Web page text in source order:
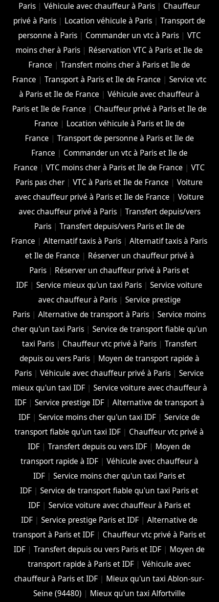
Paris |Véhicule avec chauffeur à Paris | Chauffeur
privé à Paris | Location véhicule à Paris |Transport de
personne à Paris| Commander un vtc à Paris| VTC
moins cher à Paris | Réservation VTC à Paris et Ile de
France |Transfert moins cher à Paris et Ile de
France |Transport à Paris et Ile de France |Service vtc
à Paris et Ile de France |Véhicule avec chauffeur à
Paris et Ile de France | Chauffeur privé à Paris et Ile de
France | Location véhicule à Paris et Ile de
France | Transport de personne à Paris et Ile de
France | Commander un vtc à Paris et Ile de
France |VTC moins cher à Paris et Ile de France |VTC
Paris pas cher |VTC à Paris et Ile de France |Voiture
avec chauffeur privé à Paris et Ile de France |Voiture
avec chauffeur privé à Paris| Transfert depuis/vers
Paris| Transfert depuis/vers Paris et Ile de
France |Alternatif taxis à Paris |Alternatif taxis à Paris
et Ile de France | Réserver un chauffeur privé à
Paris | Réserver un chauffeur privé à Paris et
IDF |Service mieux qu'un taxi Paris |Service voiture
avec chauffeur à Paris| Service prestige
Paris |Alternative de transport à Paris |Service moins
cher qu'un taxi Paris| Service de transport fiable qu'un
taxi Paris| Chauffeur vtc privé à Paris| Transfert
depuis ou vers Paris| Moyen de transport rapide à
Paris |Véhicule avec chauffeur privé à Paris |Service
mieux qu'un taxi IDF| Service voiture avec chauffeur à
IDF| Service prestige IDF| Alternative de transport à
IDF |Service moins cher qu'un taxi IDF |Service de
transport fiable qu'un taxi IDF | Chauffeur vtc privé à
IDF |Transfert depuis ou vers IDF | Moyen de
transport rapide à IDF| Véhicule avec chauffeur à
IDF |Service moins cher qu'un taxi Paris et
IDF |Service de transport fiable qu'un taxi Paris et
IDF| Service voiture avec chauffeur à Paris et
IDF |Service prestige Paris et IDF |Alternative de
transport à Paris et IDF | Chauffeur vtc privé à Paris et
IDF |Transfert depuis ou vers Paris et IDF | Moyen de
transport rapide à Paris et IDF |Véhicule avec
chauffeur à Paris et IDF | Mieux qu'un taxi Ablon-sur-
Seine (94480) | Mieux qu'un taxi Alfortville